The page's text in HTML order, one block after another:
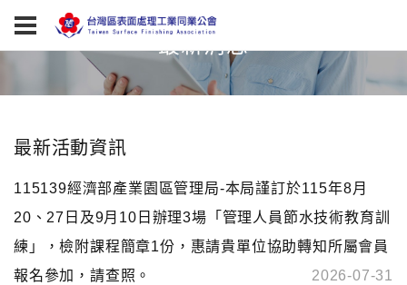
最新消息
最新活動資訊
115139經濟部產業園區管理局-本局謹訂於115年8月
20、27日及9月10日辦理3場「管理人員節水技術教育訓
練」，檢附課程簡章1份，惠請貴單位協助轉知所屬會員
報名參加，請查照。
2026-07-31